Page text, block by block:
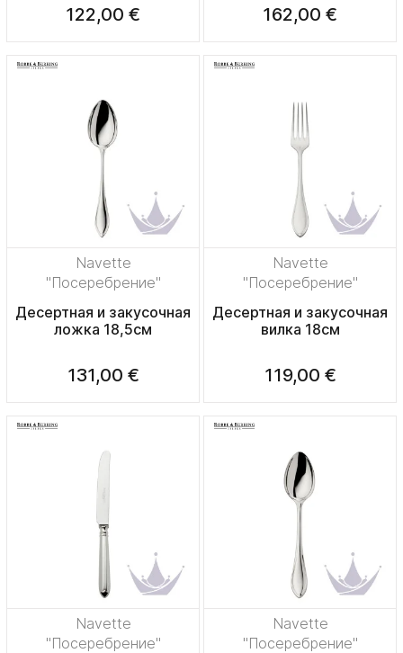
122,00 € 162,00 €
Navette
"Посеребрение"
Десертная и закусочная
ложка 18,5см
131,00 €
Navette
"Посеребрение"
Десертная и закусочная
вилка 18см
119,00 €
Navette
"Посеребрение"
Navette
"Посеребрение"